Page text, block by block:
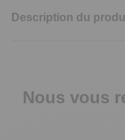
Description du
Nous vous